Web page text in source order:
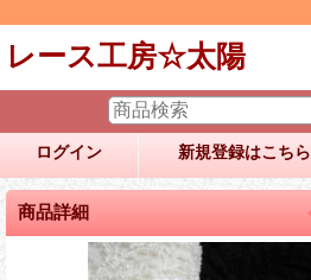
レース工房☆太陽
ログイン 新規登録はこちら
商品詳細